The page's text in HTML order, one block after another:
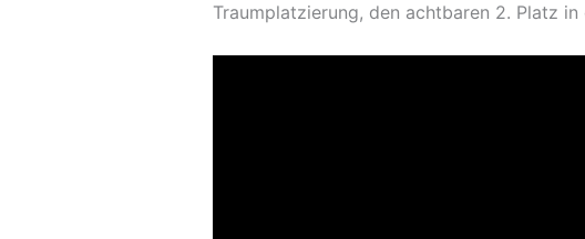
Traumplatzierung, den achtbaren 2. Platz